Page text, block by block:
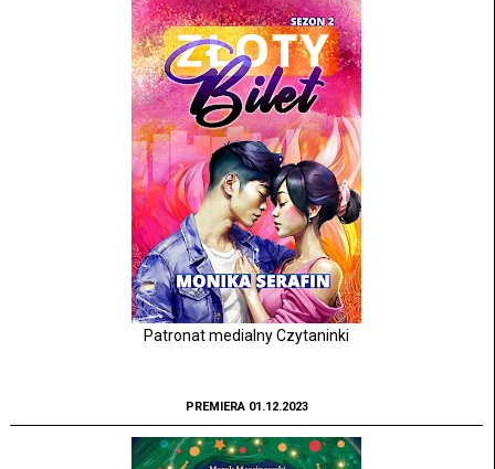
Patronat medialny Czytaninki
PREMIERA 01.12.2023